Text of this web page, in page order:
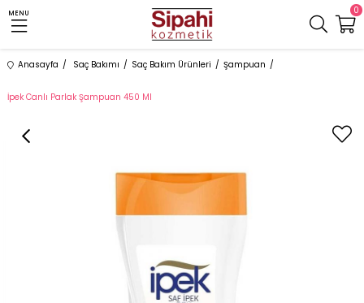
MENU 0
Anasayfa Saç Bakımı Saç Bakım Ürünleri Şampuan
İpek Canlı Parlak Şampuan 450 Ml